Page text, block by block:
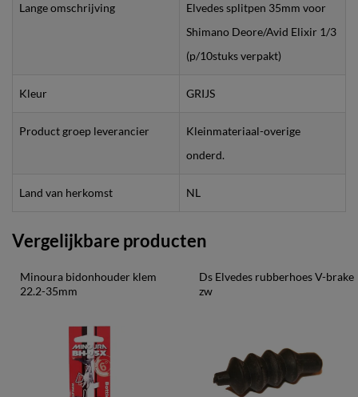
Lange omschrijving
Elvedes splitpen 35mm voor
Shimano Deore/Avid Elixir 1/3
(p/10stuks verpakt)
Kleur GRIJS
Product groep leverancier
Kleinmateriaal-overige
onderd.
Land van herkomst NL
Vergelijkbare producten
Minoura bidonhouder klem
22.2-35mm
Ds Elvedes rubberhoes V-brake
zw